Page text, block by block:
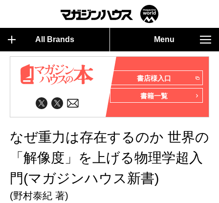
All Brands Menu
書店様入口
書籍一覧
なぜ重力は存在するのか 世界の
「解像度」を上げる物理学超入
門(マガジンハウス新書)
(野村泰紀 著)